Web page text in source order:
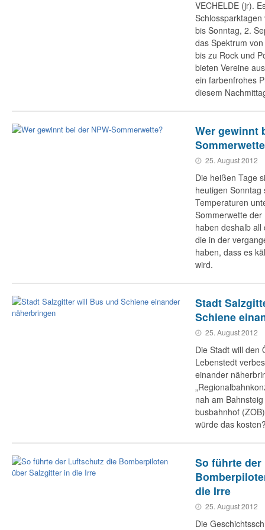
VECHELDE (jr).
bis Sonntag, 2.
das Spektrum
bis zu Rock und
bieten Vereine
ein farbenfrohes
diesem
Wer gewinnt
25. August 2012
Die heißen Tage
heutigen
Temperaturen
Sommerwette
haben deshalb
die in der
haben, dass es
wird.
Stadt
Schiene
25. August 2012
Die Stadt will den
Lebenstedt
einander
nah am
busbahnhof
würde das
So führte
die Irre
25. August 2012
Die